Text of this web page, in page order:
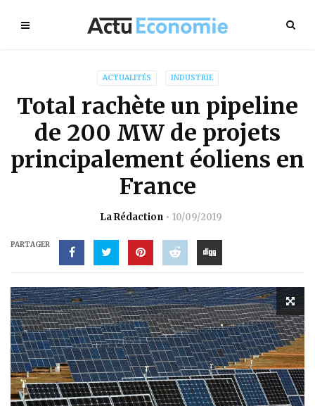
ACTUALITÉS INDUSTRIE
Total rachète un pipeline
de 200 MW de projets
principalement éoliens en
France
La Rédaction 10/09/2019
PARTAGER